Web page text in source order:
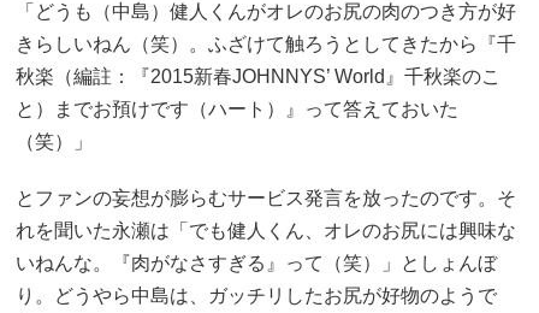
「どうも（中島）健人くんがオレのお尻の肉のつき方が好
きらしいねん（笑）。ふざけて触ろうとしてきたから『千
秋楽（編註：『2015新春JOHNNYS’ World』千秋楽のこ
と）までお預けです（ハート）』って答えておいた
（笑）」
とファンの妄想が膨らむサービス発言を放ったのです。そ
れを聞いた永瀬は「でも健人くん、オレのお尻には興味な
いねんな。『肉がなさすぎる』って（笑）」としょんぼ
り。どうやら中島は、ガッチリしたお尻が好物のようで